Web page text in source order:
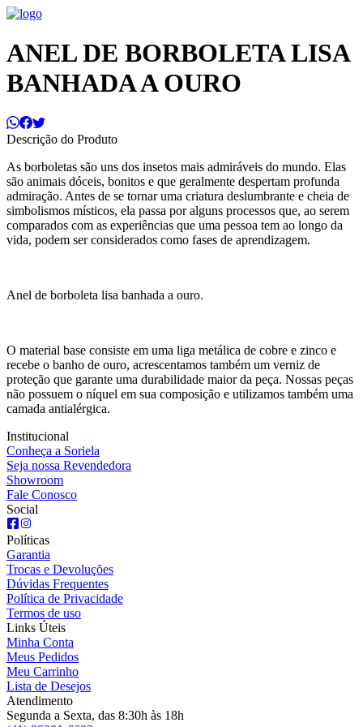
ANEL DE BORBOLETA LISA
BANHADA A OURO
Descrição do Produto
As borboletas são uns dos insetos mais admiráveis do mundo. Elas
são animais dóceis, bonitos e que geralmente despertam profunda
admiração. Antes de se tornar uma criatura deslumbrante e cheia de
simbolismos místicos, ela passa por alguns processos que, ao serem
comparados com as experiências que uma pessoa tem ao longo da
vida, podem ser considerados como fases de aprendizagem.
Anel de borboleta lisa banhada a ouro.
O material base consiste em uma liga metálica de cobre e zinco e
recebe o banho de ouro, acrescentamos também um verniz de
proteção que garante uma durabilidade maior da peça. Nossas peças
não possuem o níquel em sua composição e utilizamos também uma
camada antialérgica.
Institucional
Conheça a Soriela
Seja nossa Revendedora
Showroom
Fale Conosco
Social
Políticas
Garantia
Trocas e Devoluções
Dúvidas Frequentes
Política de Privacidade
Termos de uso
Links Úteis
Minha Conta
Meus Pedidos
Meu Carrinho
Lista de Desejos
Atendimento
Segunda a Sexta, das 8:30h às 18h